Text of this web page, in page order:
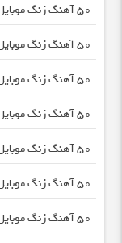
50 آهنگ زنگ موبایل فابریک
50 آهنگ زنگ موبایل زن
50 آهنگ زنگ موبایل راک
50 آهنگ زنگ موبایل تیتراژ
50 آهنگ زنگ موبایل جال
50 آهنگ زنگ موبایل بی کلام ترکی
50 آهنگ زنگ موبایل اس ام اس به صورت تکی